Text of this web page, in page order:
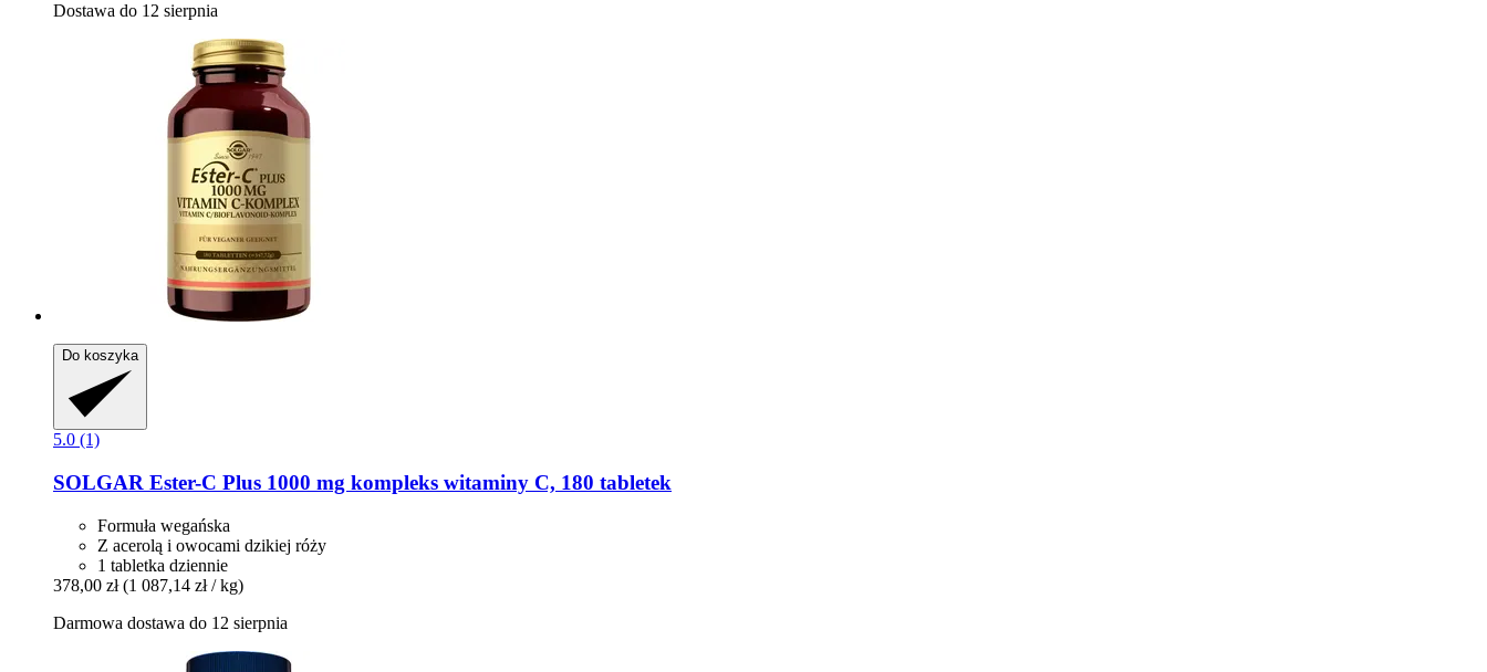
Dostawa do 12 sierpnia
Do koszyka
5.0 (1)
SOLGAR Ester-​C Plus 1000 mg kompleks witaminy C, 180 tabletek
Formuła wegańska
Z acerolą i owocami dzikiej róży
1 tabletka dziennie
378,00 zł (1 087,14 zł / kg)
Darmowa dostawa do 12 sierpnia